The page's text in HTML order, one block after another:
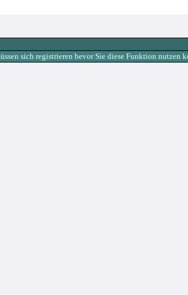
sich registrieren bevor Sie diese Funktion nutzen